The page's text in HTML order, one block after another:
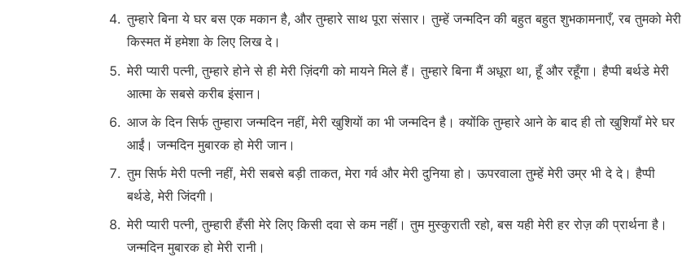
तुम्हारे बिना ये घर बस एक मकान है, और तुम्हारे साथ पूरा संसार। तुम्हें जन्मदिन की बहुत बहुत शुभकामनाएँ, रब तुमको मेरी
किस्मत में हमेशा के लिए लिख दे।
मेरी प्यारी पत्नी, तुम्हारे होने से ही मेरी ज़िंदगी को मायने मिले हैं। तुम्हारे बिना मैं अधूरा था, हूँ और रहूँगा। हैप्पी बर्थडे मेरी
आत्मा के सबसे करीब इंसान।
आज के दिन सिर्फ तुम्हारा जन्मदिन नहीं, मेरी खुशियों का भी जन्मदिन है। क्योंकि तुम्हारे आने के बाद ही तो खुशियाँ मेरे घर
आईं। जन्मदिन मुबारक हो मेरी जान।
तुम सिर्फ मेरी पत्नी नहीं, मेरी सबसे बड़ी ताकत, मेरा गर्व और मेरी दुनिया हो। ऊपरवाला तुम्हें मेरी उम्र भी दे दे। हैप्पी
बर्थडे, मेरी जिंदगी।
मेरी प्यारी पत्नी, तुम्हारी हँसी मेरे लिए किसी दवा से कम नहीं। तुम मुस्कुराती रहो, बस यही मेरी हर रोज़ की प्रार्थना है।
जन्मदिन मुबारक हो मेरी रानी।